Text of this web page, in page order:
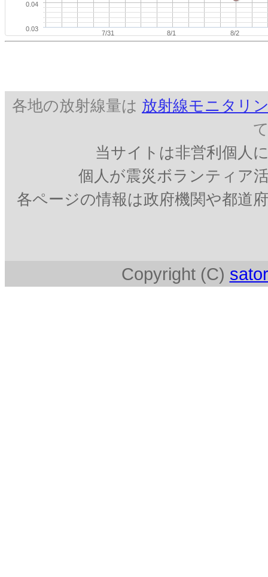
7/31 8/1 8/2
0.03
0.04
各地の放射線量は 放射線モニタリ
当サイトは非営利個人
個人が震災ボランティア
各ページの情報は政府機関や都道
Copyright (C)